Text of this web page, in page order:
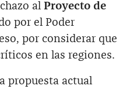
al Proyecto de
por el Poder
por considerar que
en las regiones.
propuesta actual